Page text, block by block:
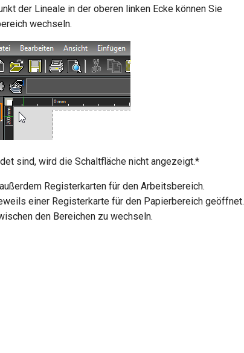
der Lineale in der oberen linken Ecke können Sie
wechseln.
sind, wird die Schaltfläche nicht angezeigt.*
Registerkarten für den Arbeitsbereich.
einer Registerkarte für den Papierbereich geöffnet.
den Bereichen zu wechseln.